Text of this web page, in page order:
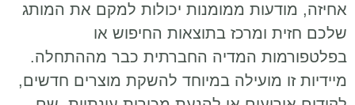
אחיזה, מודעות ממומנות יכולות למקם את המותג
שלכם חזית ומרכז בתוצאות החיפוש או
בפלטפורמות המדיה החברתית כבר מההתחלה.
מיידיות זו מועילה במיוחד להשקת מוצרים חדשים,